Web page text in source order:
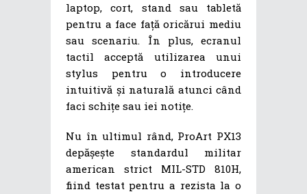
laptop, cort, stand sau tabletă
pentru a face față oricărui mediu
sau scenariu. În plus, ecranul
tactil acceptă utilizarea unui
stylus pentru o introducere
intuitivă și naturală atunci când
faci schițe sau iei notițe.
Nu în ultimul rând, ProArt PX13
depășește standardul militar
american strict MIL-STD 810H,
fiind testat pentru a rezista la o